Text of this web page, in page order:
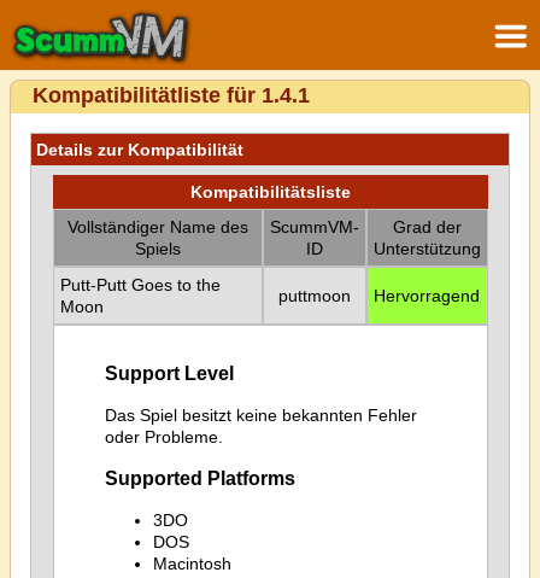
Kompatibilitätliste für 1.4.1
Details zur Kompatibilität
Kompatibilitätsliste
Vollständiger Name des
Spiels
ScummVM-
ID
Grad der
Unterstützung
Putt-Putt Goes to the
Moon
puttmoon Hervorragend
Support Level
Das Spiel besitzt keine bekannten Fehler
oder Probleme.
Supported Platforms
3DO
DOS
Macintosh